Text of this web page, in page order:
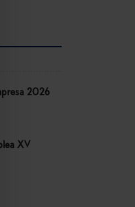
2026
XV